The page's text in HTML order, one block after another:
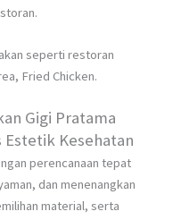
seperti restoran
Fried Chicken.
Gigi Pratama
Estetik Kesehatan
perencanaan tepat
dan menenangkan
material, serta